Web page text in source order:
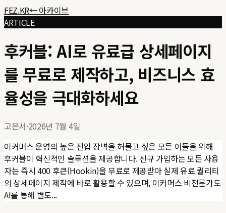
FEZ.KR← 아카이브
ARTICLE
후커블: AI로 유료급 상세페이지
를 무료로 제작하고, 비즈니스 효
율성을 극대화하세요
고은서·2026년 7월 4일
이커머스 운영의 높은 진입 장벽을 허물고 싶은 모든 이들을 위해
후커블이 혁신적인 솔루션을 제공합니다. 신규 가입하는 모든 사용
자는 즉시 400 후큰(Hookin)을 무료로 제공받아 실제 유료 퀄리티
의 상세페이지 제작에 바로 활용할 수 있으며, 이커머스 비전문가도
AI를 통해 별도...